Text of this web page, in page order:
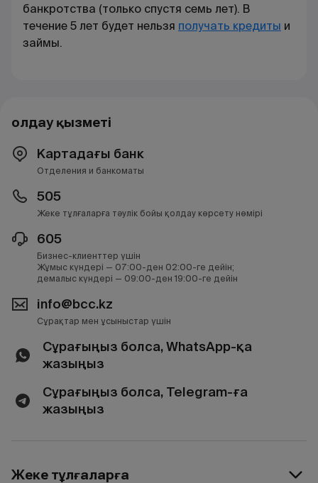
банкротства (только спустя семь лет). В
течение 5 лет будет нельзя получать кредиты и
займы.
Қолдау қызметі
Картадағы банк
Отделения и банкоматы
505
Жеке тұлғаларға тәулік бойы қолдау көрсету нөмірі
605
Бизнес-клиенттер үшін
Жұмыс күндері — 07:00-ден 02:00-ге дейін;
демалыс күндері — 09:00-ден 19:00-ге дейін
info@bcc.kz
Сұрақтар мен ұсыныстар үшін
Сұрағыңыз болса, WhatsApp-қа
жазыңыз
Сұрағыңыз болса, Telegram-ға
жазыңыз
Жеке тұлғаларға